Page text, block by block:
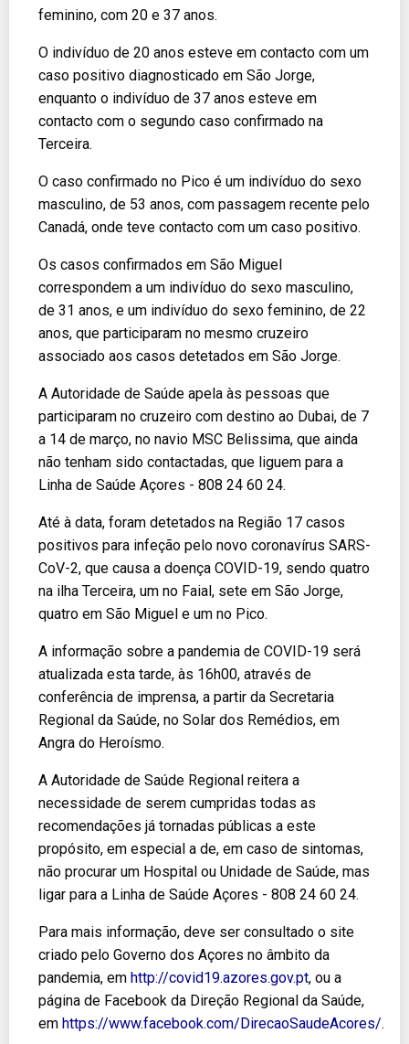
feminino, com 20 e 37 anos.
O indivíduo de 20 anos esteve em contacto com um
caso positivo diagnosticado em São Jorge,
enquanto o indivíduo de 37 anos esteve em
contacto com o segundo caso confirmado na
Terceira.
O caso confirmado no Pico é um indivíduo do sexo
masculino, de 53 anos, com passagem recente pelo
Canadá, onde teve contacto com um caso positivo.
Os casos confirmados em São Miguel
correspondem a um indivíduo do sexo masculino,
de 31 anos, e um indivíduo do sexo feminino, de 22
anos, que participaram no mesmo cruzeiro
associado aos casos detetados em São Jorge.
A Autoridade de Saúde apela às pessoas que
participaram no cruzeiro com destino ao Dubai, de 7
a 14 de março, no navio MSC Belissima, que ainda
não tenham sido contactadas, que liguem para a
Linha de Saúde Açores - 808 24 60 24.
Até à data, foram detetados na Região 17 casos
positivos para infeção pelo novo coronavírus SARS-
CoV-2, que causa a doença COVID-19, sendo quatro
na ilha Terceira, um no Faial, sete em São Jorge,
quatro em São Miguel e um no Pico.
A informação sobre a pandemia de COVID-19 será
atualizada esta tarde, às 16h00, através de
conferência de imprensa, a partir da Secretaria
Regional da Saúde, no Solar dos Remédios, em
Angra do Heroísmo.
A Autoridade de Saúde Regional reitera a
necessidade de serem cumpridas todas as
recomendações já tornadas públicas a este
propósito, em especial a de, em caso de sintomas,
não procurar um Hospital ou Unidade de Saúde, mas
ligar para a Linha de Saúde Açores - 808 24 60 24.
Para mais informação, deve ser consultado o site
criado pelo Governo dos Açores no âmbito da
pandemia, em http://covid19.azores.gov.pt, ou a
página de Facebook da Direção Regional da Saúde,
em https://www.facebook.com/DirecaoSaudeAcores/.